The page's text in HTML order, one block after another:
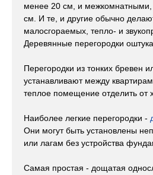
менее 20 см, и
см. И те, и другие обычно
малосгораемых, тепло- и
Деревянные перегородки
Перегородки из тонких бревен
устанавливают между
теплое помещение отделить от
Наиболее легкие перегородки -
Они могут быть установлены
или лагам без устройства
Самая простая - дощатая